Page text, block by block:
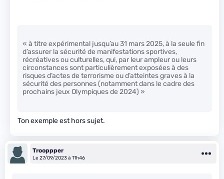
« à titre expérimental jusqu’au 31 mars 2025, à la seule fin
d’assurer la sécurité de manifestations sportives,
récréatives ou culturelles, qui, par leur ampleur ou leurs
circonstances sont particulièrement exposées à des
risques d’actes de terrorisme ou d’atteintes graves à la
sécurité des personnes (notamment dans le cadre des
prochains jeux Olympiques de 2024) »
Ton exemple est hors sujet.
Trooppper
Le 27/09/2023 à 11h46